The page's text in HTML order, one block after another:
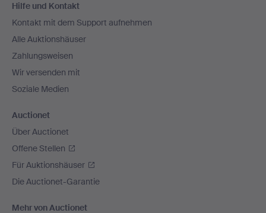
Navigation
Hilfe und Kontakt
Kontakt mit dem Support aufnehmen
Alle Auktionshäuser
Zahlungsweisen
Wir versenden mit
Soziale Medien
Auctionet
Über Auctionet
Offene Stellen
Für Auktionshäuser
Die Auctionet-Garantie
Mehr von Auctionet